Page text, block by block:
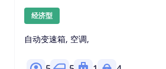
经济型
自动变速箱, 空调,